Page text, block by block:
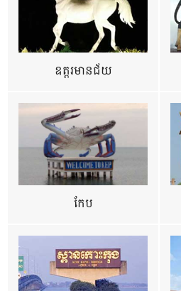
ឧត្ដរមានជ័យ
កែប